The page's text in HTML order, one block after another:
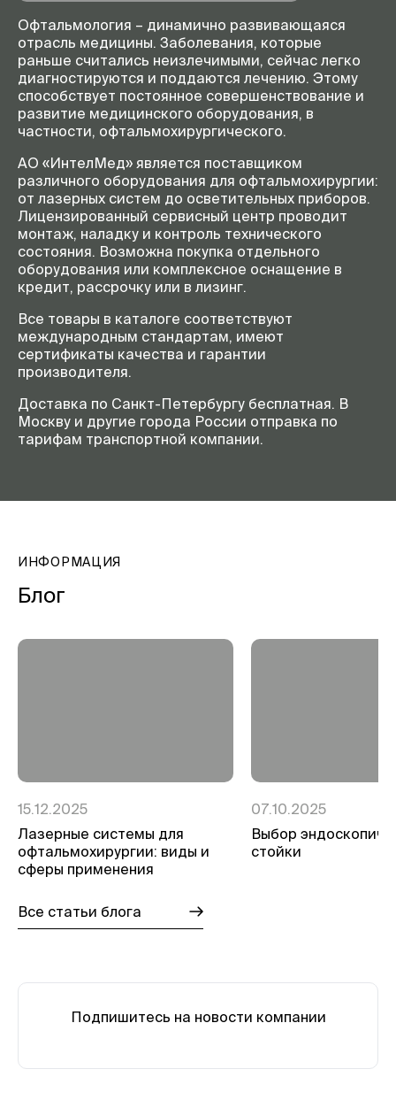
Офтальмология – динамично развивающаяся
отрасль медицины. Заболевания, которые
раньше считались неизлечимыми, сейчас легко
диагностируются и поддаются лечению. Этому
способствует постоянное совершенствование и
развитие медицинского оборудования, в
частности, офтальмохирургического.
АО «ИнтелМед» является поставщиком
различного оборудования для офтальмохирургии:
от лазерных систем до осветительных приборов.
Лицензированный сервисный центр проводит
монтаж, наладку и контроль технического
состояния. Возможна покупка отдельного
оборудования или комплексное оснащение в
кредит, рассрочку или в лизинг.
Все товары в каталоге соответствуют
международным стандартам, имеют
сертификаты качества и гарантии
производителя.
Доставка по Санкт-Петербургу бесплатная. В
Москву и другие города России отправка по
тарифам транспортной компании.
ИНФОРМАЦИЯ
Блог
15.12.2025
Лазерные системы для
офтальмохирургии: виды и
сферы применения
07.10.2025
Выбор
стойки
Все статьи блога
Подпишитесь на новости компании